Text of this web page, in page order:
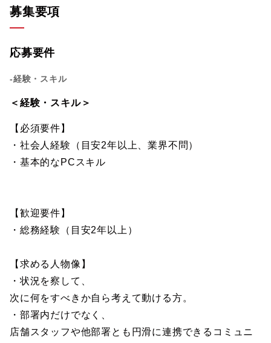
募集要項
応募要件
-経験・スキル
＜経験・スキル＞
【必須要件】
・社会人経験（目安2年以上、業界不問）
・基本的なPCスキル
【歓迎要件】
・総務経験（目安2年以上）
【求める人物像】
・状況を察して、
次に何をすべきか自ら考えて動ける方。
・部署内だけでなく、
店舗スタッフや他部署とも円滑に連携できるコミュニ